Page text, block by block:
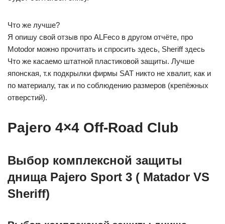
Что же лучше?
Я опишу свой отзыв про ALFeco в другом отчёте, про
Motodor можно прочитать и спросить здесь, Sheriff здесь
Что же касаемо штатной пластиковой защиты. Лучше
японская, т.к подкрылки фирмы SAT никто не хвалит, как и
по материалу, так и по соблюдению размеров (крепёжных
отверстий).
Pajero 4×4 Off-Road Club
Выбор комплексной защиты
днища Pajero Sport 3 ( Matador VS
Sheriff)